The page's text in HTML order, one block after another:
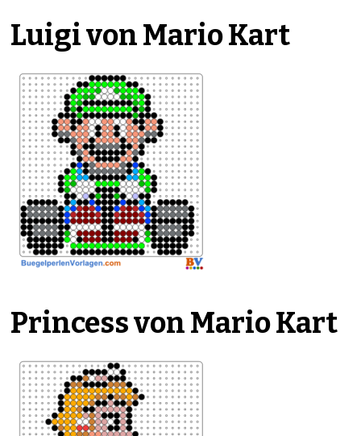
Luigi von Mario Kart
Princess von Mario Kart